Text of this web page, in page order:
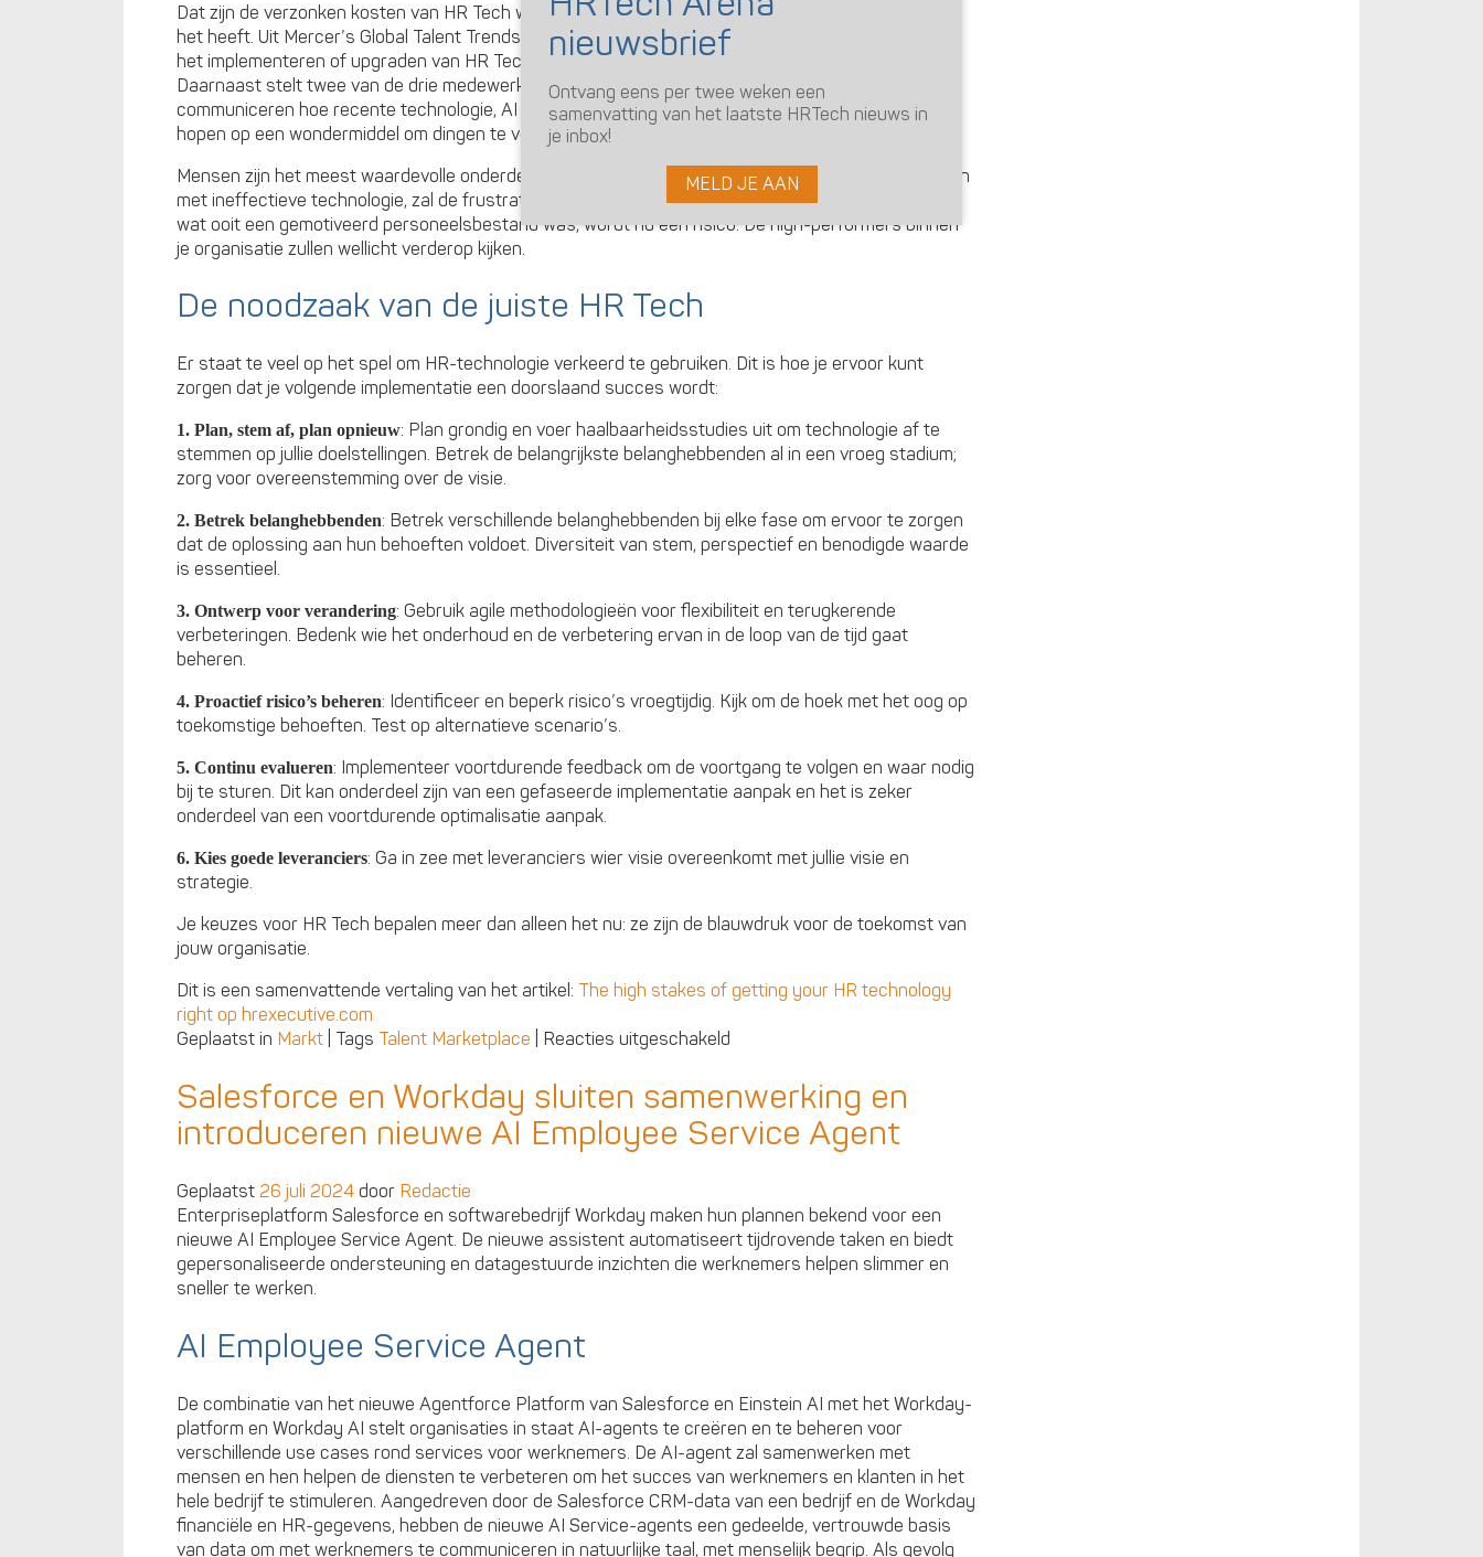
Dat zijn de verzonken kosten van HR Tech waar we het te weinig over hebben: de menselijke tol die
het heeft. Uit Mercer’s Global Talent Trends bleek dat 42 procent van de HR medewerkers zegt dat
het implementeren of upgraden van HR Tech de belangrijkste uitdaging is in hun werkwijze.
Daarnaast stelt twee van de drie medewerkers dat hun organisatie niet goed is in het
communiceren hoe recente technologie, AI of automatisering hun werkwijze zal verbeteren. We
hopen op een wondermiddel om dingen te verbeteren en als dat faalt, lijden mensen daaronder.
Mensen zijn het meest waardevolle onderdeel van je bedrijf. Als zij worden gedwongen om te werken
met ineffectieve technologie, zal de frustratie stijgen. Betrokkenheid daalt, productiviteit daalt en
wat ooit een gemotiveerd personeelsbestand was, wordt nu een risico. De high-performers binnen
je organisatie zullen wellicht verderop kijken.
De noodzaak van de juiste HR Tech
Er staat te veel op het spel om HR-technologie verkeerd te gebruiken. Dit is hoe je ervoor kunt
zorgen dat je volgende implementatie een doorslaand succes wordt:
1. Plan, stem af, plan opnieuw: Plan grondig en voer haalbaarheidsstudies uit om technologie af te
stemmen op jullie doelstellingen. Betrek de belangrijkste belanghebbenden al in een vroeg stadium;
zorg voor overeenstemming over de visie.
2. Betrek belanghebbenden: Betrek verschillende belanghebbenden bij elke fase om ervoor te zorgen
dat de oplossing aan hun behoeften voldoet. Diversiteit van stem, perspectief en benodigde waarde
is essentieel.
3. Ontwerp voor verandering: Gebruik agile methodologieën voor flexibiliteit en terugkerende
verbeteringen. Bedenk wie het onderhoud en de verbetering ervan in de loop van de tijd gaat
beheren.
4. Proactief risico’s beheren: Identificeer en beperk risico’s vroegtijdig. Kijk om de hoek met het oog op
toekomstige behoeften. Test op alternatieve scenario’s.
5. Continu evalueren: Implementeer voortdurende feedback om de voortgang te volgen en waar nodig
bij te sturen. Dit kan onderdeel zijn van een gefaseerde implementatie aanpak en het is zeker
onderdeel van een voortdurende optimalisatie aanpak.
6. Kies goede leveranciers: Ga in zee met leveranciers wier visie overeenkomt met jullie visie en
strategie.
Je keuzes voor HR Tech bepalen meer dan alleen het nu: ze zijn de blauwdruk voor de toekomst van
jouw organisatie.
Dit is een samenvattende vertaling van het artikel: The high stakes of getting your HR technology
right op hrexecutive.com
Geplaatst in Markt Tags Talent Marketplace Reacties uitgeschakeld
verkeerde
veronderstellingen
bij
van
HRTech
Salesforce en Workday sluiten samenwerking en
introduceren nieuwe AI Employee Service Agent
Geplaatst 26 juli 2024 door Redactie
Enterpriseplatform Salesforce en softwarebedrijf Workday maken hun plannen bekend voor een
nieuwe AI Employee Service Agent. De nieuwe assistent automatiseert tijdrovende taken en biedt
gepersonaliseerde ondersteuning en datagestuurde inzichten die werknemers helpen slimmer en
sneller te werken.
AI Employee Service Agent
De combinatie van het nieuwe Agentforce Platform van Salesforce en Einstein AI met het Workday-
platform en Workday AI stelt organisaties in staat AI-agents te creëren en te beheren voor
verschillende use cases rond services voor werknemers. De AI-agent zal samenwerken met
mensen en hen helpen de diensten te verbeteren om het succes van werknemers en klanten in het
hele bedrijf te stimuleren. Aangedreven door de Salesforce CRM-data van een bedrijf en de Workday
financiële en HR-gegevens, hebben de nieuwe AI Service-agents een gedeelde, vertrouwde basis
van data om met werknemers te communiceren in natuurlijke taal, met menselijk begrip. Als gevolg
Ontvang eens per twee weken een
samenvatting van het laatste HRTech nieuws in
je inbox!
MELD JE AAN